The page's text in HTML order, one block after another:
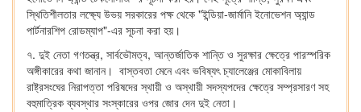
স্থিতিশীলতার লক্ষ্যে উভয় সরকারের পক্ষ থেকে "ইন্ডিয়া-জার্মানি ইনোভেশন অ্যান্ড
পার্টনারশিপ রোডম্যাপ"-এর সূচনা করা হয়।
৭. দুই নেতা গণতন্ত্র, সার্বভৌমত্ব, আন্তর্জাতিক শান্তি ও সুরক্ষার ক্ষেত্রে পারস্পরিক
অঙ্গীকারের কথা জানান। বাস্তবতা মেনে এবং ভবিষ্যৎ চ্যালেঞ্জের মোকাবিলায়
রাষ্ট্রসংঘের নিরাপত্তা পরিষদের স্থায়ী ও অস্থায়ী সদস্যপদের ক্ষেত্রে সম্প্রসারণ সহ
বহুমাত্রিক ব্যবস্থার সংস্কারের ওপর জোর দেন দুই নেতা।